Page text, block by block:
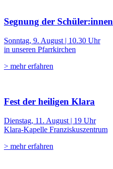
Segnung der Schüler:innen
Sonntag, 9. August | 10.30 Uhr
in unseren Pfarrkirchen
> mehr erfahren
Fest der heiligen Klara
Dienstag, 11. August | 19 Uhr
Klara-Kapelle Franziskuszentrum
> mehr erfahren